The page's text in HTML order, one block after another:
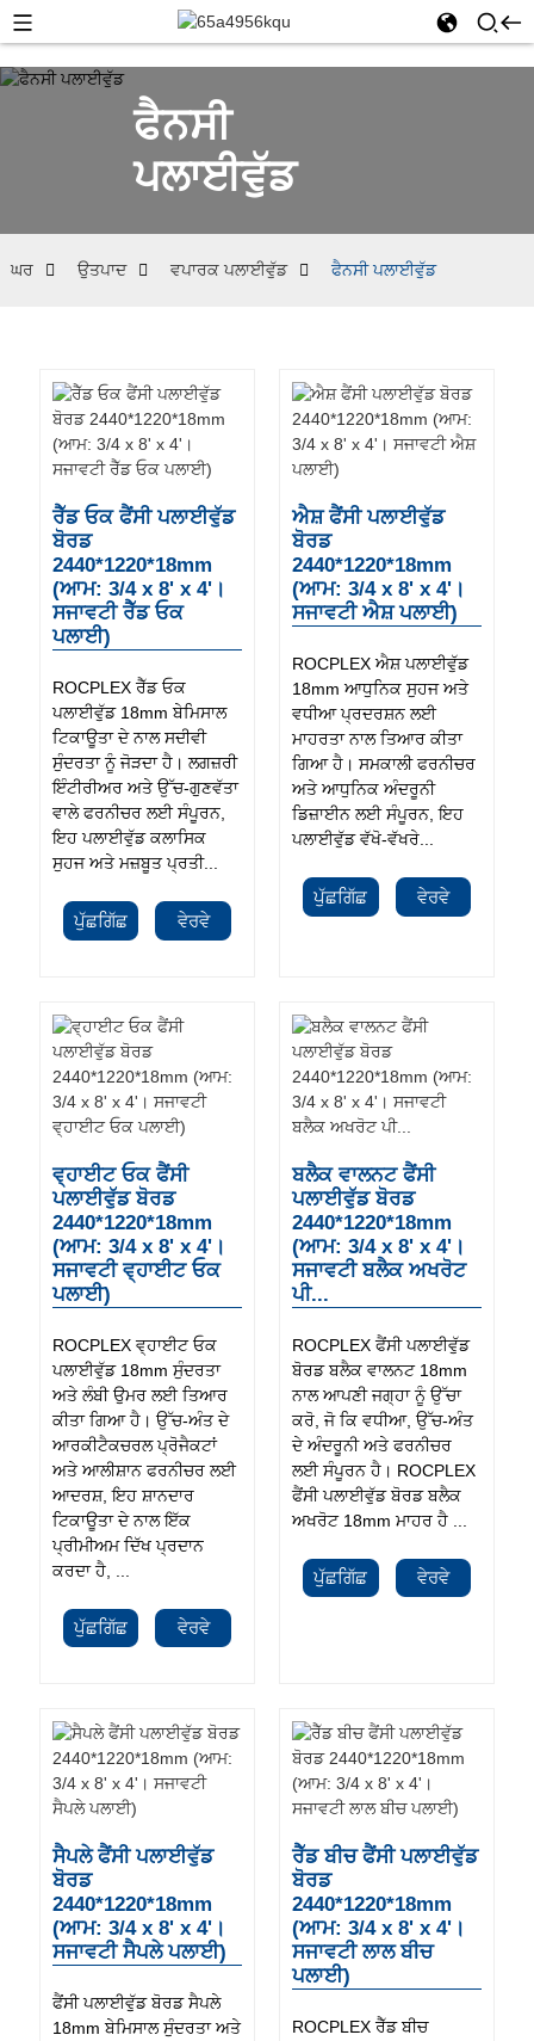
ਫੈਨਸੀ
ਪਲਾਈਵੁੱਡ
ਘਰ ਉਤਪਾਦ ਵਪਾਰਕ ਪਲਾਈਵੁੱਡ ਫੈਨਸੀ ਪਲਾਈਵੁੱਡ
ਰੈੱਡ ਓਕ ਫੈਂਸੀ ਪਲਾਈਵੁੱਡ
ਬੋਰਡ
2440*1220*18mm
(ਆਮ: 3/4 x 8' x 4'।
ਸਜਾਵਟੀ ਰੈੱਡ ਓਕ
ਪਲਾਈ)
ROCPLEX ਰੈੱਡ ਓਕ
ਪਲਾਈਵੁੱਡ 18mm ਬੇਮਿਸਾਲ
ਟਿਕਾਊਤਾ ਦੇ ਨਾਲ ਸਦੀਵੀ
ਸੁੰਦਰਤਾ ਨੂੰ ਜੋੜਦਾ ਹੈ। ਲਗਜ਼ਰੀ
ਇੰਟੀਰੀਅਰ ਅਤੇ ਉੱਚ-ਗੁਣਵੱਤਾ
ਵਾਲੇ ਫਰਨੀਚਰ ਲਈ ਸੰਪੂਰਨ,
ਇਹ ਪਲਾਈਵੁੱਡ ਕਲਾਸਿਕ
ਸੁਹਜ ਅਤੇ ਮਜ਼ਬੂਤ ​​ਪ੍ਰਤੀ...
ਪੁੱਛਗਿੱਛ ਵੇਰਵੇ
ਐਸ਼ ਫੈਂਸੀ ਪਲਾਈਵੁੱਡ
ਬੋਰਡ
2440*1220*18mm
(ਆਮ: 3/4 x 8' x 4'।
ਸਜਾਵਟੀ ਐਸ਼ ਪਲਾਈ)
ROCPLEX ਐਸ਼ ਪਲਾਈਵੁੱਡ
18mm ਆਧੁਨਿਕ ਸੁਹਜ ਅਤੇ
ਵਧੀਆ ਪ੍ਰਦਰਸ਼ਨ ਲਈ
ਮਾਹਰਤਾ ਨਾਲ ਤਿਆਰ ਕੀਤਾ
ਗਿਆ ਹੈ। ਸਮਕਾਲੀ ਫਰਨੀਚਰ
ਅਤੇ ਆਧੁਨਿਕ ਅੰਦਰੂਨੀ
ਡਿਜ਼ਾਈਨ ਲਈ ਸੰਪੂਰਨ, ਇਹ
ਪਲਾਈਵੁੱਡ ਵੱਖੋ-ਵੱਖਰੇ...
ਪੁੱਛਗਿੱਛ ਵੇਰਵੇ
ਵ੍ਹਾਈਟ ਓਕ ਫੈਂਸੀ
ਪਲਾਈਵੁੱਡ ਬੋਰਡ
2440*1220*18mm
(ਆਮ: 3/4 x 8' x 4'।
ਸਜਾਵਟੀ ਵ੍ਹਾਈਟ ਓਕ
ਪਲਾਈ)
ROCPLEX ਵ੍ਹਾਈਟ ਓਕ
ਪਲਾਈਵੁੱਡ 18mm ਸੁੰਦਰਤਾ
ਅਤੇ ਲੰਬੀ ਉਮਰ ਲਈ ਤਿਆਰ
ਕੀਤਾ ਗਿਆ ਹੈ। ਉੱਚ-ਅੰਤ ਦੇ
ਆਰਕੀਟੈਕਚਰਲ ਪ੍ਰੋਜੈਕਟਾਂ
ਅਤੇ ਆਲੀਸ਼ਾਨ ਫਰਨੀਚਰ ਲਈ
ਆਦਰਸ਼, ਇਹ ਸ਼ਾਨਦਾਰ
ਟਿਕਾਊਤਾ ਦੇ ਨਾਲ ਇੱਕ
ਪ੍ਰੀਮੀਅਮ ਦਿੱਖ ਪ੍ਰਦਾਨ
ਕਰਦਾ ਹੈ, ...
ਪੁੱਛਗਿੱਛ ਵੇਰਵੇ
ਬਲੈਕ ਵਾਲਨਟ ਫੈਂਸੀ
ਪਲਾਈਵੁੱਡ ਬੋਰਡ
2440*1220*18mm
(ਆਮ: 3/4 x 8' x 4'।
ਸਜਾਵਟੀ ਬਲੈਕ ਅਖਰੋਟ
ਪੀ...
ROCPLEX ਫੈਂਸੀ ਪਲਾਈਵੁੱਡ
ਬੋਰਡ ਬਲੈਕ ਵਾਲਨਟ 18mm
ਨਾਲ ਆਪਣੀ ਜਗ੍ਹਾ ਨੂੰ ਉੱਚਾ
ਕਰੋ, ਜੋ ਕਿ ਵਧੀਆ, ਉੱਚ-ਅੰਤ
ਦੇ ਅੰਦਰੂਨੀ ਅਤੇ ਫਰਨੀਚਰ
ਲਈ ਸੰਪੂਰਨ ਹੈ। ROCPLEX
ਫੈਂਸੀ ਪਲਾਈਵੁੱਡ ਬੋਰਡ ਬਲੈਕ
ਅਖਰੋਟ 18mm ਮਾਹਰ ਹੈ ...
ਪੁੱਛਗਿੱਛ ਵੇਰਵੇ
ਸੈਪਲੇ ਫੈਂਸੀ ਪਲਾਈਵੁੱਡ
ਬੋਰਡ
2440*1220*18mm
(ਆਮ: 3/4 x 8' x 4'।
ਸਜਾਵਟੀ ਸੈਪਲੇ ਪਲਾਈ)
ਫੈਂਸੀ ਪਲਾਈਵੁੱਡ ਬੋਰਡ ਸੈਪਲੇ
18mm ਬੇਮਿਸਾਲ ਸੁੰਦਰਤਾ ਅਤੇ
ਰੈੱਡ ਬੀਚ ਫੈਂਸੀ ਪਲਾਈਵੁੱਡ
ਬੋਰਡ
2440*1220*18mm
(ਆਮ: 3/4 x 8' x 4'।
ਸਜਾਵਟੀ ਲਾਲ ਬੀਚ
ਪਲਾਈ)
ROCPLEX ਰੈੱਡ ਬੀਚ